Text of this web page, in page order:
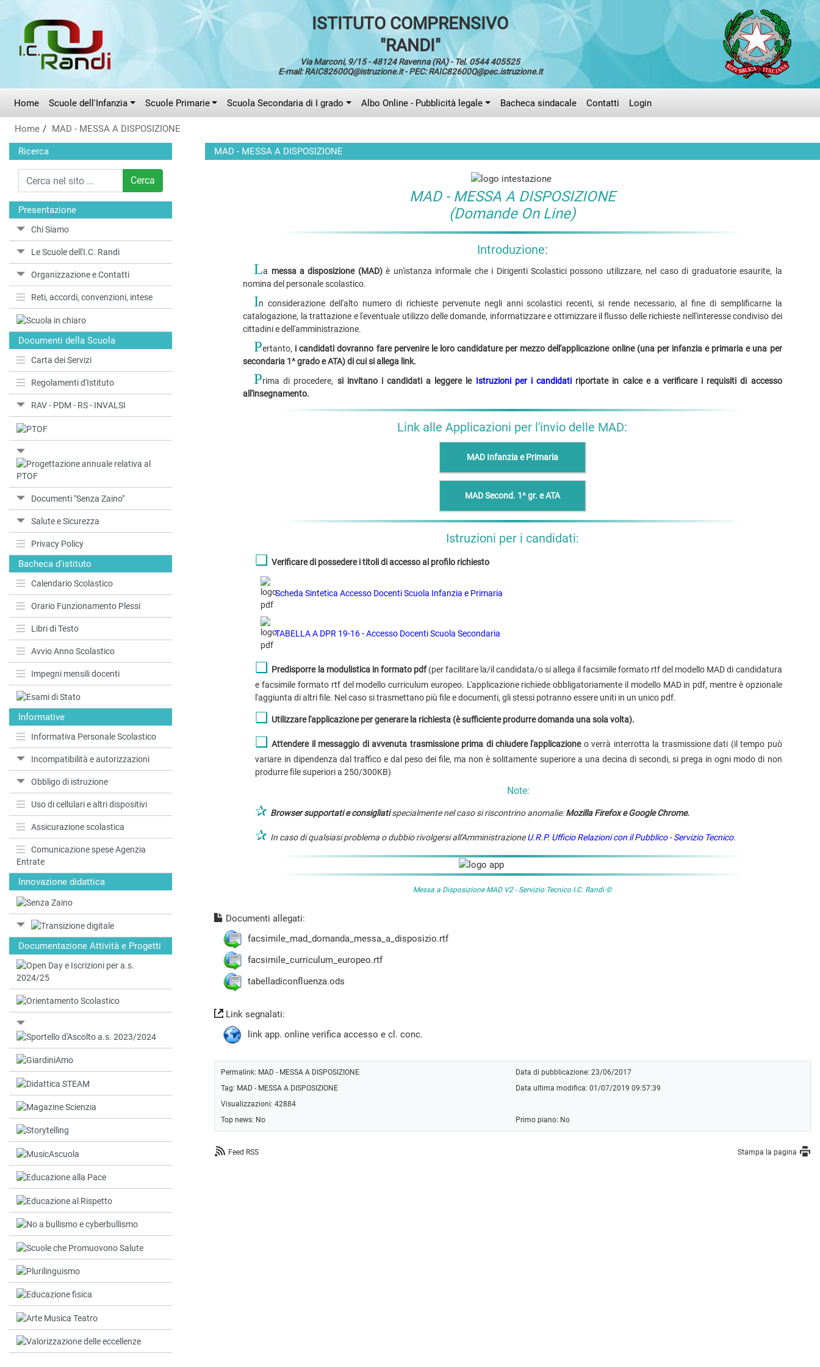
ISTITUTO COMPRENSIVO
"RANDI"
Via Marconi, 9/15 - 48124 Ravenna (RA) - Tel. 0544 405525
E-mail: RAIC82600Q@istruzione.it - PEC: RAIC82600Q@pec.istruzione.it
Home Scuole dell'Infanzia Scuole Primarie Scuola Secondaria di I grado Albo Online - Pubblicità legale Bacheca sindacale Contatti Login
Home MAD - MESSA A DISPOSIZIONE
Ricerca
Cerca
Presentazione
Chi Siamo
Le Scuole dell'I.C. Randi
Organizzazione e Contatti
Reti, accordi, convenzioni, intese
Documenti della Scuola
Carta dei Servizi
Regolamenti d'Istituto
RAV - PDM - RS - INVALSI
Documenti "Senza Zaino"
Salute e Sicurezza
Privacy Policy
Bacheca d'istituto
Calendario Scolastico
Orario Funzionamento Plessi
Libri di Testo
Avvio Anno Scolastico
Impegni mensili docenti
Informative
Informativa Personale Scolastico
Incompatibilità e autorizzazioni
Obbligo di istruzione
Uso di cellulari e altri dispositivi
Assicurazione scolastica
Comunicazione spese Agenzia
Entrate
Innovazione didattica
Documentazione Attività e Progetti
MAD - MESSA A DISPOSIZIONE
MAD - MESSA A DISPOSIZIONE
(Domande On Line)
Introduzione:
La messa a disposizione (MAD)è un'istanza informale che i Dirigenti Scolastici possono utilizzare, nel caso di graduatorie esaurite, la
nomina del personale scolastico.
In considerazione dell'alto numero di richieste pervenute negli anni scolastici recenti, si rende necessario, al fine di semplificarne la
catalogazione, la trattazione e l'eventuale utilizzo delle domande, informatizzare e ottimizzare il flusso delle richieste nell'interesse condiviso dei
cittadini e dell'amministrazione.
Pertanto, i candidati dovranno fare pervenire le loro candidature per mezzo dell'applicazione online (una per infanzia e primaria e una per
secondaria 1^ grado e ATA) di cui si allega link.
Prima di procedere, si invitano i candidati a leggere le Istruzioni per i candidati riportate in calce e a verificare i requisiti di accesso
all'insegnamento.
Link alle Applicazioni per l'invio delle MAD:
MAD Infanzia e Primaria
MAD Second. 1^ gr. e ATA
Istruzioni per i candidati:
❑ Verificare di possedere i titoli di accesso al profilo richiesto
Scheda Sintetica Accesso Docenti Scuola Infanzia e Primaria
TABELLA A DPR 19-16 - Accesso Docenti Scuola Secondaria
❑ Predisporre la modulistica in formato pdf(per facilitare la/il candidata/o si allega il facsimile formato rtf del modello MAD di candidatura
e facsimile formato rtf del modello curriculum europeo. L'applicazione richiede obbligatoriamente il modello MAD in pdf, mentre è opzionale
l'aggiunta di altri file. Nel caso si trasmettano più file e documenti, gli stessi potranno essere uniti in un unico pdf.
❑ Utilizzare l'applicazione per generare la richiesta (è sufficiente produrre domanda una sola volta).
❑ Attendere il messaggio di avvenuta trasmissione prima di chiudere l'applicazioneo verrà interrotta la trasmissione dati (il tempo può
variare in dipendenza dal traffico e dal peso dei file, ma non è solitamente superiore a una decina di secondi, si prega in ogni modo di non
produrre file superiori a 250/300KB)
Note:
✰ Browser supportati e consigliatispecialmente nel caso si riscontrino anomalie:Mozilla Firefox e Google Chrome.
✰ In caso di qualsiasi problema o dubbio rivolgersi all'AmministrazioneU.R.P. Ufficio Relazioni con il Pubblico - Servizio Tecnico.
Messa a Disposizione MAD V2 - Servizio Tecnico I.C. Randi ©
Documenti allegati:
facsimile_mad_domanda_messa_a_disposizio.rtf
facsimile_curriculum_europeo.rtf
tabelladiconfluenza.ods
Link segnalati:
link app. online verifica accesso e cl. conc.
Permalink: MAD - MESSA A DISPOSIZIONE
Data di pubblicazione: 23/06/2017
Tag: MAD - MESSA A DISPOSIZIONE
Data ultima modifica: 01/07/2019 09:57:39
Visualizzazioni: 42884
Top news: No
Primo piano: No
Feed RSS Stampa la pagina